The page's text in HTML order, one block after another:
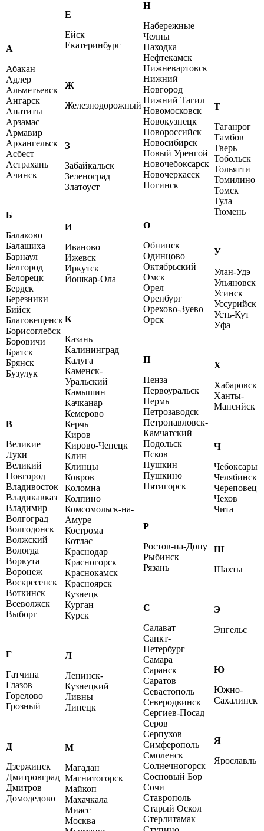
А
Абакан
Адлер
Альметьевск
Ангарск
Апатиты
Арзамас
Армавир
Архангельск
Асбест
Астрахань
Ачинск
Б
Балаково
Балашиха
Барнаул
Белгород
Белорецк
Бердск
Березники
Бийск
Благовещенск
Борисоглебск
Боровичи
Братск
Брянск
Бузулук
В
Великие
Луки
Великий
Новгород
Владивосток
Владикавказ
Владимир
Волгоград
Волгодонск
Волжский
Вологда
Воркута
Воронеж
Воскресенск
Воткинск
Всеволжск
Выборг
Г
Гатчина
Глазов
Горелово
Грозный
Д
Дзержинск
Дмитровград
Дмитров
Домодедово
Е
Ейск
Екатеринбург
Ж
Железнодорожный
З
Забайкальск
Зеленоград
Златоуст
И
Иваново
Ижевск
Иркутск
Йошкар-Ола
К
Казань
Калининград
Калуга
Каменск-
Уральский
Камышин
Качканар
Кемерово
Керчь
Киров
Кирово-Чепецк
Клин
Клинцы
Ковров
Коломна
Колпино
Комсомольск-на-
Амуре
Кострома
Котлас
Краснодар
Красногорск
Краснокамск
Красноярск
Кузнецк
Курган
Курск
Л
Ленинск-
Кузнецкий
Ливны
Липецк
М
Магадан
Магнитогорск
Майкоп
Махачкала
Миасс
Москва
Н
Набережные
Челны
Находка
Нефтекамск
Нижневартовск
Нижний
Новгород
Нижний Тагил
Новомосковск
Новокузнецк
Новороссийск
Новосибирск
Новый Уренгой
Новочебоксарск
Новочеркасск
Ногинск
О
Обнинск
Одинцово
Октябрьский
Омск
Орел
Оренбург
Орехово-Зуево
Орск
П
Пенза
Первоуральск
Пермь
Петрозаводск
Петропавловск-
Камчатский
Подольск
Псков
Пушкин
Пушкино
Пятигорск
Р
Ростов-на-Дону
Рыбинск
Рязань
С
Салават
Санкт-
Петербург
Самара
Саранск
Саратов
Севастополь
Северодвинск
Сергиев-Посад
Серов
Серпухов
Симферополь
Смоленск
Солнечногорск
Сосновый Бор
Сочи
Ставрополь
Старый Оскол
Стерлитамак
Т
Таганрог
Тамбов
Тверь
Тобольск
Тольятти
Томилино
Томск
Тула
Тюмень
У
Улан-Удэ
Ульяновск
Усинск
Уссурийск
Усть-Кут
Уфа
Х
Хабаровск
Ханты-
Мансийск
Ч
Чебоксары
Челябинск
Череповец
Чехов
Чита
Ш
Шахты
Э
Энгельс
Ю
Южно-
Сахалинск
Я
Ярославль